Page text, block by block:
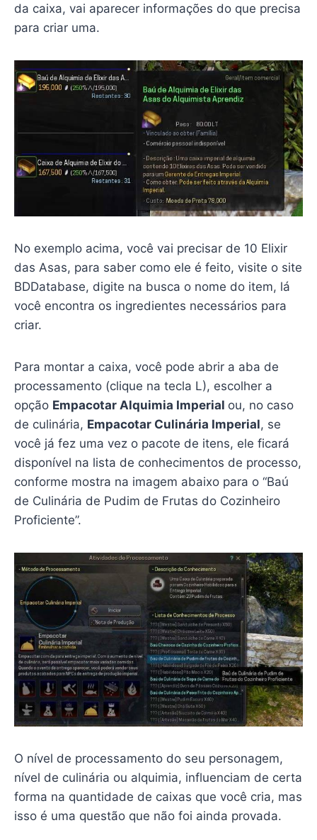
da caixa, vai aparecer informações do que precisa
para criar uma.
No exemplo acima, você vai precisar de 10 Elixir
das Asas, para saber como ele é feito, visite o site
BDDatabase, digite na busca o nome do item, lá
você encontra os ingredientes necessários para
criar.
Para montar a caixa, você pode abrir a aba de
processamento (clique na tecla L), escolher a
opção Empacotar Alquimia Imperial ou, no caso
de culinária, Empacotar Culinária Imperial, se
você já fez uma vez o pacote de itens, ele ficará
disponível na lista de conhecimentos de processo,
conforme mostra na imagem abaixo para o “Baú
de Culinária de Pudim de Frutas do Cozinheiro
Proficiente”.
O nível de processamento do seu personagem,
nível de culinária ou alquimia, influenciam de certa
forma na quantidade de caixas que você cria, mas
isso é uma questão que não foi ainda provada.